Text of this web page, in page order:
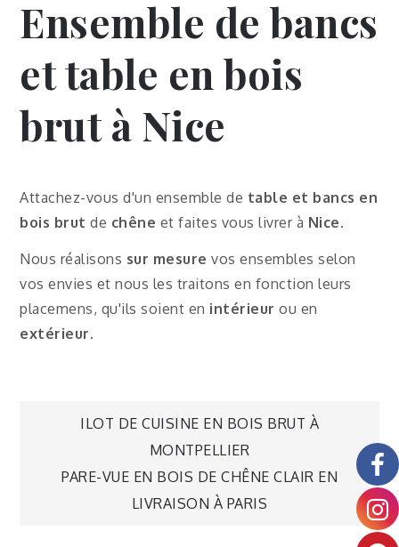
Ensemble de bancs
et table en bois
brut à Nice
Attachez-vous d'un ensemble de table et bancs en
bois brutde chêne et faites vous livrer à Nice.
Nous réalisons sur mesurevos ensembles selon
vos envies et nous les traitons en fonction leurs
placemens, qu'ils soient en intérieurou en
extérieur.
ILOT DE CUISINE EN BOIS BRUT À
MONTPELLIER
PARE-VUE EN BOIS DE CHÊNE CLAIR EN
LIVRAISON À PARIS